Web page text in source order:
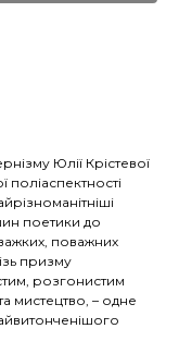
Юлії Крістевої
поліаспектності
поетики до
поважних
призму
розгонистим
мистецтво, – одне